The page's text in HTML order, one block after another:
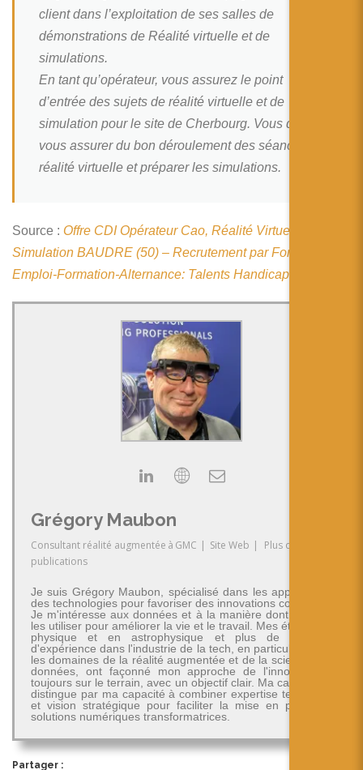
日本語
client dans l’exploitation de ses salles de
démonstrations de Réalité virtuelle et de
simulations.
En tant qu’opérateur, vous assurez le point
d’entrée des sujets de réalité virtuelle et de
simulation pour le site de Cherbourg. Vous devrez
vous assurer du bon déroulement des séances de
réalité virtuelle et préparer les simulations.
Source : Offre CDI Opérateur Cao, Réalité Virtuelle Et
Simulation BAUDRE (50) – Recrutement par Forum
Emploi-Formation-Alternance: Talents Handicap
Grégory Maubon
Consultant réalité augmentée à GMC | Site Web |
Plus de
publications
Je suis Grégory Maubon, spécialisé dans les applications
des technologies pour favoriser des innovations concrètes.
Je m'intéresse aux données et à la manière dont on peut
les utiliser pour améliorer la vie et le travail. Mes études en
physique et en astrophysique et plus de 30 ans
d'expérience dans l'industrie de la tech, en particulier dans
les domaines de la réalité augmentée et de la science des
données, ont façonné mon approche de l'innovation -
toujours sur le terrain, avec un objectif clair. Ma carrière se
distingue par ma capacité à combiner expertise technique
et vision stratégique pour faciliter la mise en place de
solutions numériques transformatrices.
Partager :